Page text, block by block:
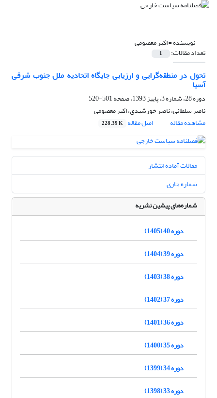
نویسنده =اکبر معصومی
تعداد مقالات: 1
تحول در منطقه‌گرایی و ارزیابی جایگاه اتحادیه ملل جنوب شرقی
آسیا
دوره 28، شماره 3، پاییز 1393، صفحه
501-520
ناصر سلطانی، ناصر خورشیدی، اکبر معصومی
مشاهده مقاله
اصل مقاله 228.39 K
مقالات آماده انتشار
شماره جاری
شماره‌های پیشین نشریه
دوره 40 (1405)
دوره 39 (1404)
دوره 38 (1403)
دوره 37 (1402)
دوره 36 (1401)
دوره 35 (1400)
دوره 34 (1399)
دوره 33 (1398)